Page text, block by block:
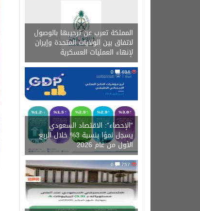
المملكة تعرب عن ترحيبها بالوصول
لاتفاق بين الولايات المتحدة وإيران
لإنهاء العمليات العسكرية
484
“الإحصاء”: الاقتصاد السعودي
يسجل نموًا بنسبة 3% خلال الربع
الأول من عام 2026
757
0